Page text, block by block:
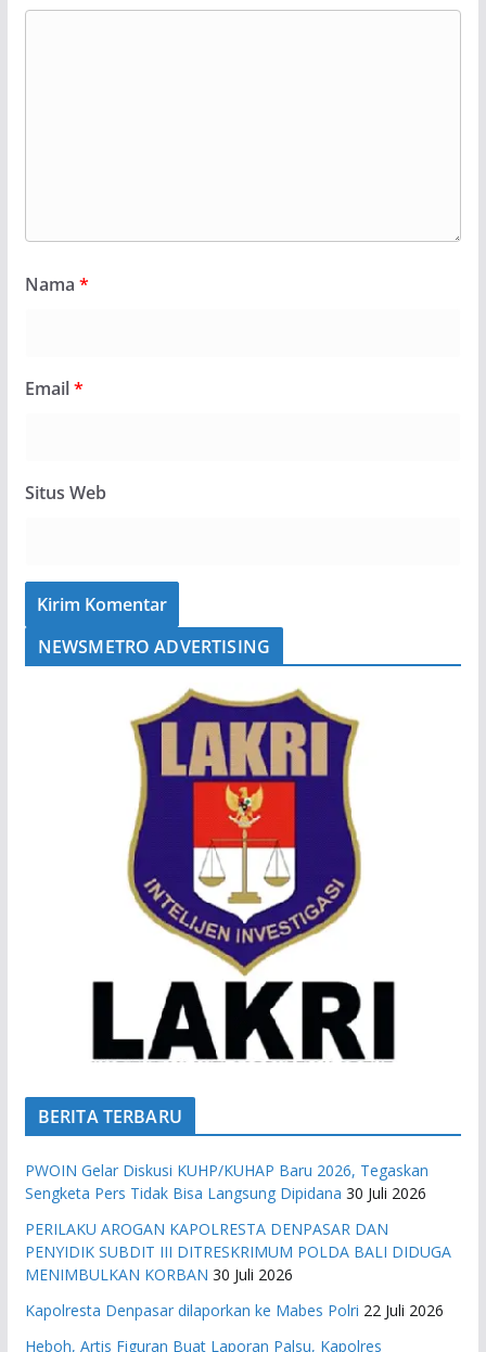
Nama *
Email*
Situs Web
NEWSMETRO ADVERTISING
BERITA TERBARU
PWOIN Gelar Diskusi KUHP/KUHAP Baru 2026, Tegaskan
Sengketa Pers Tidak Bisa Langsung Dipidana 30 Juli 2026
PERILAKU AROGAN KAPOLRESTA DENPASAR DAN
PENYIDIK SUBDIT III DITRESKRIMUM POLDA BALI DIDUGA
MENIMBULKAN KORBAN 30 Juli 2026
Kapolresta Denpasar dilaporkan ke Mabes Polri 22 Juli 2026
Heboh, Artis Figuran Buat Laporan Palsu, Kapolres